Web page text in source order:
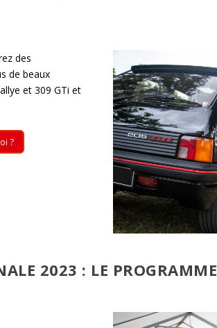
des
de beaux
et 309 GTi et
?
2023 : LE PROGRAMME